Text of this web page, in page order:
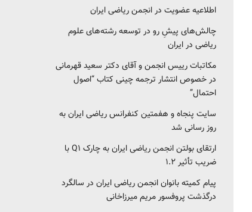
اطلاعیه عضویت در انجمن ریاضی ایران
چالش‌های پیشِ رو در توسعه رشته‌های علوم
ریاضی در ایران
مکاتبات رییس انجمن و آقای دکتر سعید قهرمانی
در خصوص انتشار ترجمه چینی کتاب “اصول
احتمال”
سایت پنجاه و هفمتین کنفرانس ریاضی ایران به
روز رسانی شد
ارتقای بولتن انجمن ریاضی ایران به چارک Q1 با
ضریب تأثیر ۱.۲
پیام کمیته بانوان انجمن ریاضی ایران در سالگرد
درگذشت پروفسور مریم میرزاخانی